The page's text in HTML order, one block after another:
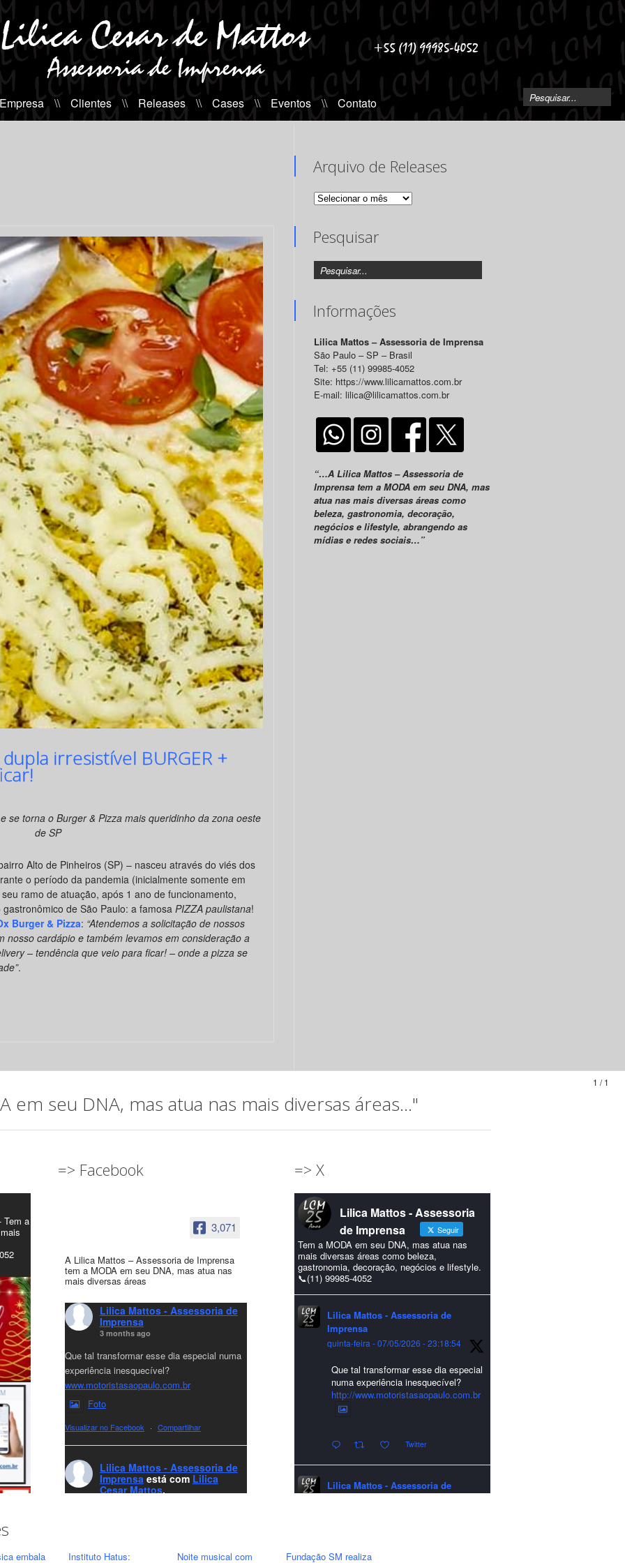
\\ Clientes \\ Releases \\ Cases \\ Eventos \\ Contato
irresistível BURGER +
se torna o Burger & Pizza mais queridinho da zona oeste
de SP
Alto de Pinheiros (SP) – nasceu através do viés dos
o período da pandemia (inicialmente somente em
ramo de atuação, após 1 ano de funcionamento,
de São Paulo: a famosa PIZZA paulistana!
Burger & Pizza: “Atendemos a solicitação de nossos
nosso cardápio e também levamos em consideração a
– tendência que veio para ficar! – onde a pizza se
.
Arquivo de Releases
Arquivo
Pesquisar
Informações
Lilica Mattos – Assessoria de Imprensa
São Paulo – SP – Brasil
Tel: +55 (11) 99985-4052
Site: https://www.lilicamattos.com.br
E-mail: lilica@lilicamattos.com.br
“…A Lilica Mattos – Assessoria de
Imprensa tem a MODA em seu DNA, mas
atua nas mais diversas áreas como
beleza, gastronomia, decoração,
negócios e lifestyle, abrangendo as
mídias e redes sociais…”
1 / 1
em seu DNA, mas atua nas mais diversas áreas..."
Tem a
=> Facebook
3,071
A Lilica Mattos – Assessoria de Imprensa
tem a MODA em seu DNA, mas atua nas
mais diversas áreas
Lilica Mattos - Assessoria de
Imprensa
3 months ago
Que tal transformar esse dia especial numa
experiência inesquecível?
www.motoristasaopaulo.com.br
Foto
Visualizar no Facebook · Compartilhar
Lilica Mattos - Assessoria de
Imprensa está com Lilica
Cesar Mattos.
realizações para todos clientes, jornalistas e
=> X
Lilica Mattos - Assessoria
de Imprensa
Seguir
Tem a MODA em seu DNA, mas atua nas
mais diversas áreas como beleza,
gastronomia, decoração, negócios e lifestyle.
📞(11) 99985-4052
Lilica Mattos - Assessoria de
Imprensa
quinta-feira - 07/05/2026 - 23:18:54
Que tal transformar esse dia especial
numa experiência inesquecível?
http://www.motoristasaopaulo.com.br
Twitter
Lilica Mattos - Assessoria de
excelente Natal e um 2026 repleto de
embala
Instituto Hatus:
Noite musical com
Fundação SM realiza